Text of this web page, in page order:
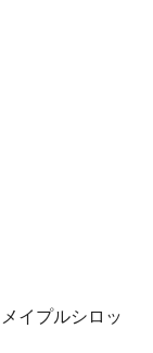
イプルシロッ